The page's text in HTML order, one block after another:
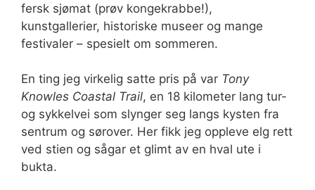
fersk sjømat (prøv kongekrabbe!),
kunstgallerier, historiske museer og mange
festivaler – spesielt om sommeren.
En ting jeg virkelig satte pris på var Tony
Knowles Coastal Trail, en 18 kilometer lang tur-
og sykkelvei som slynger seg langs kysten fra
sentrum og sørover. Her fikk jeg oppleve elg rett
ved stien og sågar et glimt av en hval ute i
bukta.